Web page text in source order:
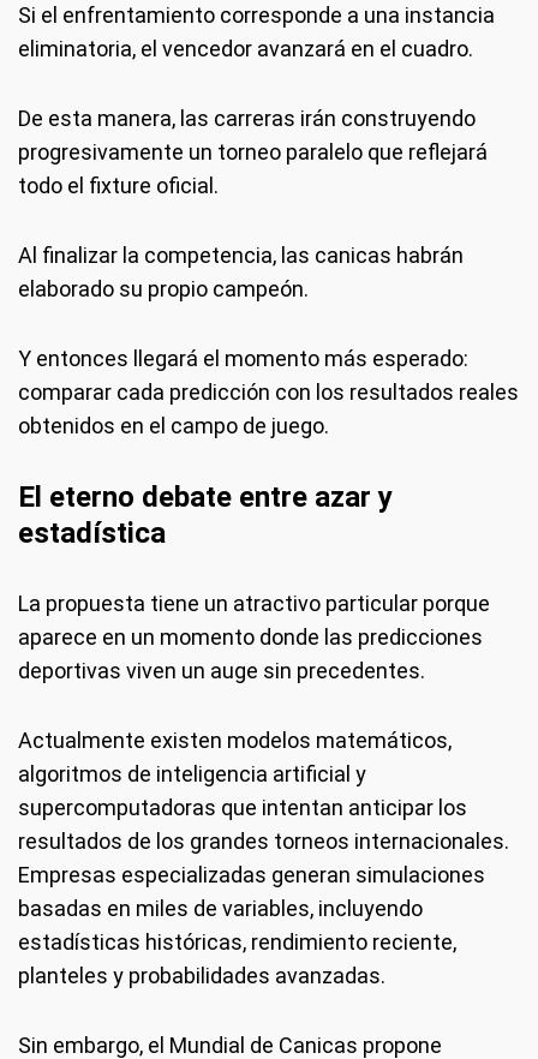
Si el enfrentamiento corresponde a una instancia
eliminatoria, el vencedor avanzará en el cuadro.
De esta manera, las carreras irán construyendo
progresivamente un torneo paralelo que reflejará
todo el fixture oficial.
Al finalizar la competencia, las canicas habrán
elaborado su propio campeón.
Y entonces llegará el momento más esperado:
comparar cada predicción con los resultados reales
obtenidos en el campo de juego.
El eterno debate entre azar y
estadística
La propuesta tiene un atractivo particular porque
aparece en un momento donde las predicciones
deportivas viven un auge sin precedentes.
Actualmente existen modelos matemáticos,
algoritmos de inteligencia artificial y
supercomputadoras que intentan anticipar los
resultados de los grandes torneos internacionales.
Empresas especializadas generan simulaciones
basadas en miles de variables, incluyendo
estadísticas históricas, rendimiento reciente,
planteles y probabilidades avanzadas.
Sin embargo, el Mundial de Canicas propone